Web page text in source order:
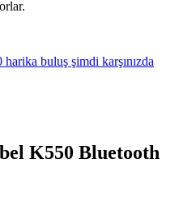
harika buluş şimdi karşınızda
K550 Bluetooth